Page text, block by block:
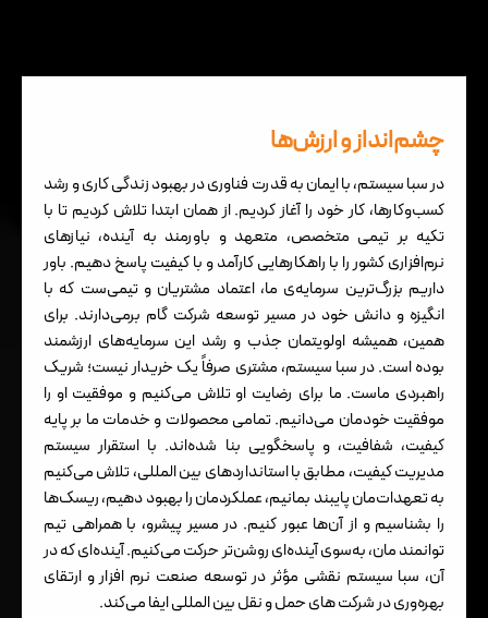
چشم‌انداز و ارزش‌ها
در سبا سیستم، با ایمان به قدرت فناوری در بهبود زندگی کاری و رشد
کسب‌وکارها، کار خود را آغاز کردیم. از همان ابتدا تلاش کردیم تا با
تکیه بر تیمی متخصص، متعهد و باورمند به آینده، نیازهای
نرم‌افزاری کشور را با راهکارهایی کارآمد و با کیفیت پاسخ دهیم. باور
داریم بزرگ‌ترین سرمایه‌ی ما، اعتماد مشتریان و تیمی‌ست که با
انگیزه و دانش خود در مسیر توسعه شرکت گام برمی‌دارند. برای
همین، همیشه اولویتمان جذب و رشد این سرمایه‌های ارزشمند
بوده است. در سبا سیستم، مشتری صرفاً یک خریدار نیست؛ شریک
راهبردی ماست. ما برای رضایت او تلاش می‌کنیم و موفقیت او را
موفقیت خودمان می‌دانیم. تمامی محصولات و خدمات ما بر پایه
کیفیت، شفافیت، و پاسخگویی بنا شده‌اند. با استقرار سیستم
مدیریت کیفیت، مطابق با استانداردهای بین‌ المللی، تلاش می‌کنیم
به تعهدات‌مان پایبند بمانیم، عملکردمان را بهبود دهیم، ریسک‌ها
را بشناسیم و از آن‌ها عبور کنیم. در مسیر پیشرو، با همراهی تیم
توانمند مان، به‌سوی آینده‌ای روشن‌تر حرکت می‌کنیم. آینده‌ای که در
آن، سبا سیستم نقشی مؤثر در توسعه صنعت نرم‌ افزار و ارتقای
بهره‌وری در شرکت های حمل و نقل بین المللی ایفا می‌کند.